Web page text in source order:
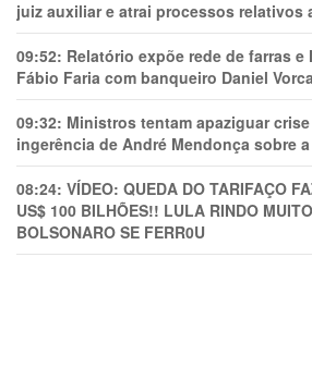
juiz auxiliar e atrai processos relativos
09:52: Relatório expõe rede de farras e
Fábio Faria com banqueiro Daniel
09:32: Ministros tentam apaziguar
ingerência de André Mendonça sobre
08:24: VÍDEO: QUEDA DO TARIFAÇO
US$ 100 BILHÕES!! LULA RINDO
BOLSONARO SE FERR0U